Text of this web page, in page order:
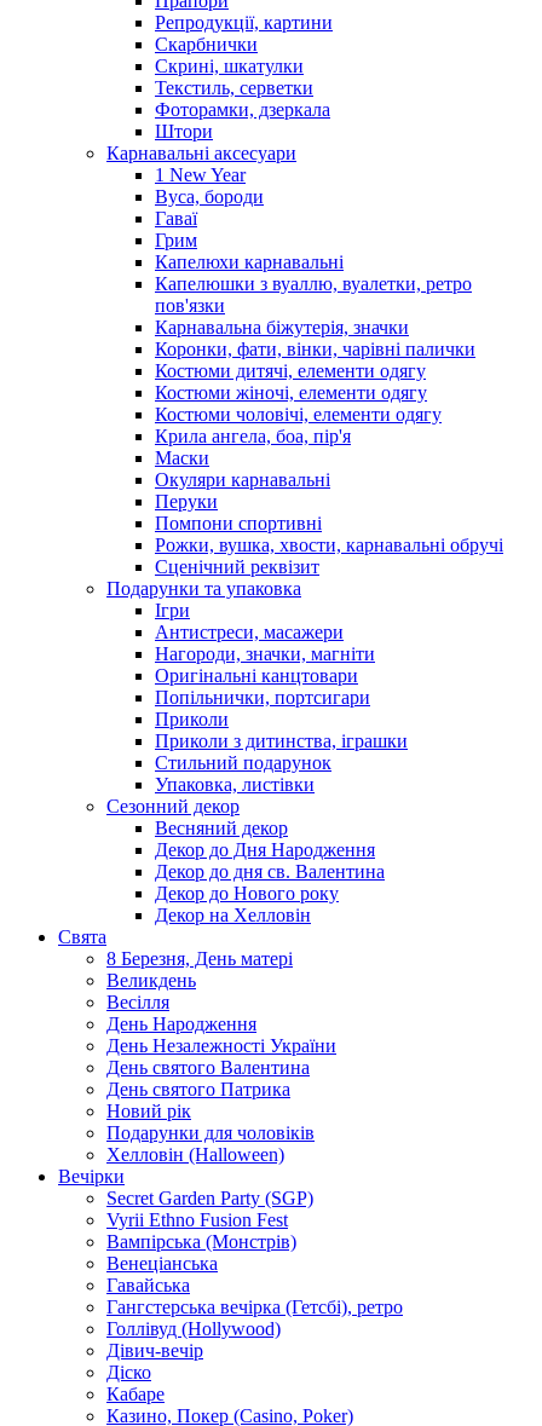
Репродукції, картини
Скарбнички
Скрині, шкатулки
Текстиль, серветки
Фоторамки, дзеркала
Штори
Карнавальні аксесуари
1 New Year
Вуса, бороди
Гаваї
Грим
Капелюхи карнавальні
Капелюшки з вуаллю, вуалетки, ретро
пов'язки
Карнавальна біжутерія, значки
Коронки, фати, вінки, чарівні палички
Костюми дитячі, елементи одягу
Костюми жіночі, елементи одягу
Костюми чоловічі, елементи одягу
Крила ангела, боа, пір'я
Маски
Окуляри карнавальні
Перуки
Помпони спортивні
Рожки, вушка, хвости, карнавальні обручі
Сценічний реквізит
Подарунки та упаковка
Ігри
Антистреси, масажери
Нагороди, значки, магніти
Оригінальні канцтовари
Попільнички, портсигари
Приколи
Приколи з дитинства, іграшки
Стильний подарунок
Упаковка, листівки
Сезонний декор
Весняний декор
Декор до Дня Народження
Декор до дня св. Валентина
Декор до Нового року
Декор на Хелловін
Свята
8 Березня, День матері
Великдень
Весілля
День Народження
День Незалежності України
День святого Валентина
День святого Патрика
Новий рік
Подарунки для чоловіків
Хелловін (Halloween)
Вечірки
Secret Garden Party (SGP)
Vyrii Ethno Fusion Fest
Вампірська (Монстрів)
Венеціанська
Гавайська
Гангстерська вечірка (Гетсбі), ретро
Голлівуд (Hollywood)
Дівич-вечір
Діско
Кабаре
Казино, Покер (Casino, Poker)